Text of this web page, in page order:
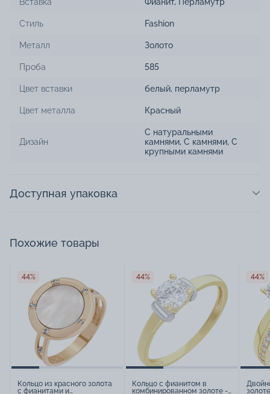
Стиль Fashion
Металл Золото
Проба 585
Цвет вставки белый, перламутр
Цвет металла Красный
Дизайн
С натуральными
камнями, С камнями, С
крупными камнями
Доступная упаковка
Похожие товары
44%
Кольцо из красного золота
с фианитами и
44%
Кольцо с фианитом в
комбинированном золоте -
44%